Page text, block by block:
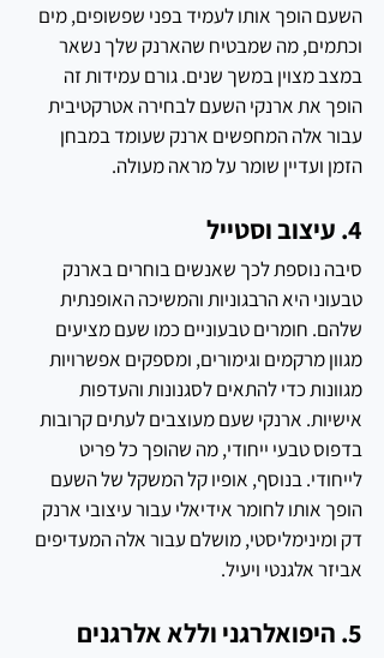
השעם הופך אותו לעמיד בפני שפשופים, מים
וכתמים, מה שמבטיח שהארנק שלך נשאר
במצב מצוין במשך שנים. גורם עמידות זה
הופך את ארנקי השעם לבחירה אטרקטיבית
עבור אלה המחפשים ארנק שעומד במבחן
הזמן ועדיין שומר על מראה מעולה.
4. עיצוב וסטייל
סיבה נוספת לכך שאנשים בוחרים בארנק
טבעוני היא הרבגוניות והמשיכה האופנתית
שלהם. חומרים טבעוניים כמו שעם מציעים
מגוון מרקמים וגימורים, ומספקים אפשרויות
מגוונות כדי להתאים לסגנונות והעדפות
אישיות. ארנקי שעם מעוצבים לעתים קרובות
בדפוס טבעי ייחודי, מה שהופך כל פריט
לייחודי. בנוסף, אופיו קל המשקל של השעם
הופך אותו לחומר אידיאלי עבור עיצובי ארנק
דק ומינימליסטי, מושלם עבור אלה המעדיפים
אביזר אלגנטי ויעיל.
5. היפואלרגני וללא אלרגנים